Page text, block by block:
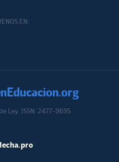
EN:
Ley. ISSN: 2477-9695